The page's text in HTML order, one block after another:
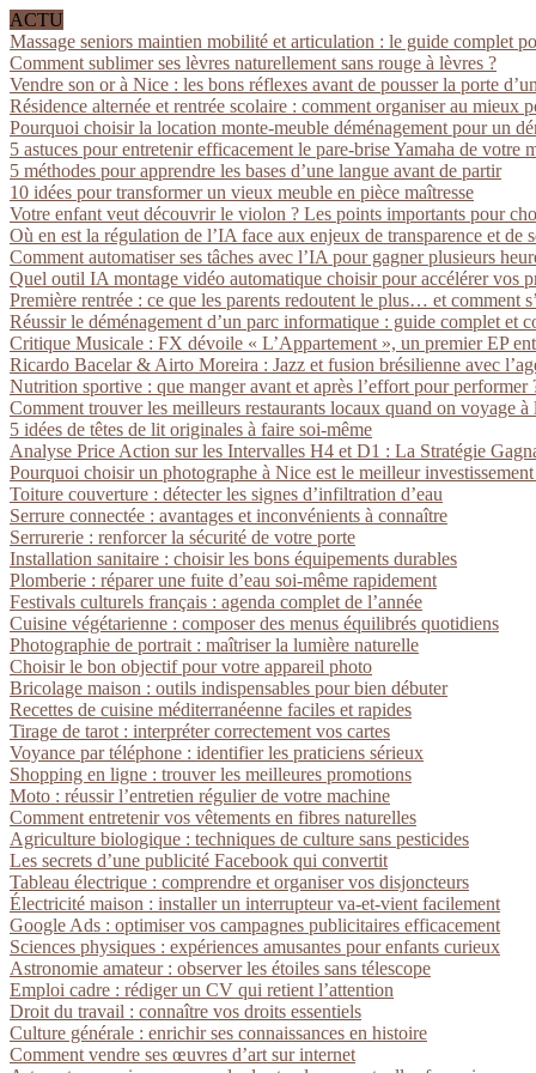
ACTU
Massage seniors maintien mobilité et articulation : le guide complet
Comment sublimer ses lèvres naturellement sans rouge à lèvres ?
Vendre son or à Nice : les bons réflexes avant de pousser la porte
Résidence alternée et rentrée scolaire : comment organiser au mieux
Pourquoi choisir la location monte-meuble déménagement pour un
5 astuces pour entretenir efficacement le pare-brise Yamaha de votre
5 méthodes pour apprendre les bases d’une langue avant de partir
10 idées pour transformer un vieux meuble en pièce maîtresse
Votre enfant veut découvrir le violon ? Les points importants pour
Où en est la régulation de l’IA face aux enjeux de transparence et de
Comment automatiser ses tâches avec l’IA pour gagner plusieurs
Quel outil IA montage vidéo automatique choisir pour accélérer vos
Première rentrée : ce que les parents redoutent le plus… et comment
Réussir le déménagement d’un parc informatique : guide complet et
Critique Musicale : FX dévoile « L’Appartement », un premier EP
Ricardo Bacelar & Airto Moreira : Jazz et fusion brésilienne avec
Nutrition sportive : que manger avant et après l’effort pour performer
Comment trouver les meilleurs restaurants locaux quand on voyage à
5 idées de têtes de lit originales à faire soi-même
Analyse Price Action sur les Intervalles H4 et D1 : La Stratégie
Pourquoi choisir un photographe à Nice est le meilleur
Toiture couverture : détecter les signes d’infiltration d’eau
Serrure connectée : avantages et inconvénients à connaître
Serrurerie : renforcer la sécurité de votre porte
Installation sanitaire : choisir les bons équipements durables
Plomberie : réparer une fuite d’eau soi-même rapidement
Festivals culturels français : agenda complet de l’année
Cuisine végétarienne : composer des menus équilibrés quotidiens
Photographie de portrait : maîtriser la lumière naturelle
Choisir le bon objectif pour votre appareil photo
Bricolage maison : outils indispensables pour bien débuter
Recettes de cuisine méditerranéenne faciles et rapides
Tirage de tarot : interpréter correctement vos cartes
Voyance par téléphone : identifier les praticiens sérieux
Shopping en ligne : trouver les meilleures promotions
Moto : réussir l’entretien régulier de votre machine
Comment entretenir vos vêtements en fibres naturelles
Agriculture biologique : techniques de culture sans pesticides
Les secrets d’une publicité Facebook qui convertit
Tableau électrique : comprendre et organiser vos disjoncteurs
Électricité maison : installer un interrupteur va-et-vient facilement
Google Ads : optimiser vos campagnes publicitaires efficacement
Sciences physiques : expériences amusantes pour enfants curieux
Astronomie amateur : observer les étoiles sans télescope
Emploi cadre : rédiger un CV qui retient l’attention
Droit du travail : connaître vos droits essentiels
Culture générale : enrichir ses connaissances en histoire
Comment vendre ses œuvres d’art sur internet